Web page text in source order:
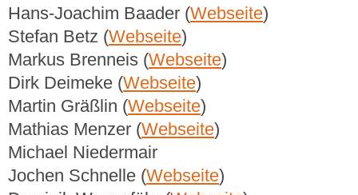
Hans-Joachim Baader (Webseite)
Stefan Betz (Webseite)
Markus Brenneis (Webseite)
Dirk Deimeke (Webseite)
Martin Gräßlin (Webseite)
Mathias Menzer (Webseite)
Michael Niedermair
Jochen Schnelle (Webseite)